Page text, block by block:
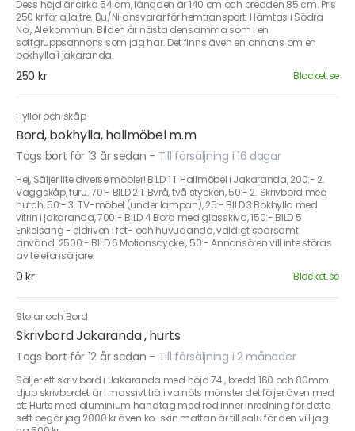
Dess höjd är cirka 54 cm, längden är 140 cm och bredden 85 cm. Pris
250 kr för alla tre. Du/Ni ansvarar för hemtransport. Hämtas i Södra
Nol, Ale kommun. Bilden är nästa densamma som i en
soffgruppsannons som jag har. Det finns även en annons om en
bokhylla i jakaranda.
250 kr Blocket.se
Hyllor och skåp
Bord, bokhylla, hallmöbel m.m
Togs bort för 13 år sedan - Till försäljning i 16 dagar
Hej, Säljer lite diverse möbler! BILD 1 1. Hallmöbel i Jakaranda, 200:- 2.
Väggskåp, furu. 70:- BILD 2 1. Byrå, två stycken, 50:- 2. Skrivbord med
hutch, 50:- 3. TV-möbel (under lampan), 25:- BILD 3 Bokhylla med
vitrin i jakaranda, 700:- BILD 4 Bord med glasskiva, 150:- BILD 5
Enkelsäng - eldriven i fot- och huvudända, väldigt sparsamt
använd. 2500:- BILD 6 Motionscyckel, 50:- Annonsören vill inte störas
av telefonsäljare.
0 kr Blocket.se
Stolar och Bord
Skrivbord Jakaranda , hurts
Togs bort för 12 år sedan - Till försäljning i 2 månader
Säljer ett skriv bord i Jakaranda med höjd 74 , bredd 160 och 80mm
djup skrivbordet är i massivt trä i valnöts mönster det följer även med
ett Hurts med aluminium handtag med röd inner inredning för detta
sett begär jag 2000 kr även ko-skin mattan är till salu för den vill jag